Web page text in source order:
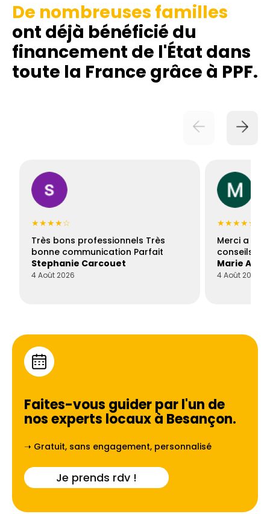
De nombreuses familles
ont déjà bénéficié du
financement de l'État dans
toute la France grâce à PPF.
★★★★☆
Très bons professionnels Très
bonne communication Parfait
Stephanie Carcouet
4 Août 2026
★★★★★
Merci a
conseils
Marie
4 Août 2026
Faites-vous guider par l'un de
nos experts locaux à Besançon.
➝ Gratuit, sans engagement, personnalisé
Je prends rdv !